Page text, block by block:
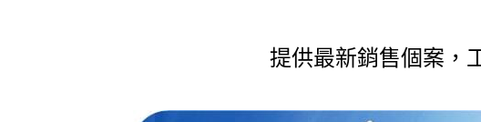
提供最新銷售個案